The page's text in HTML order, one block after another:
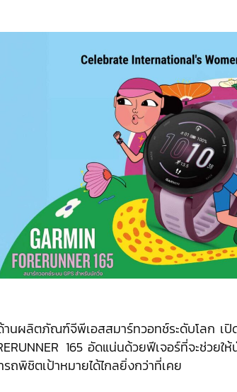
นผลิตภัณฑ์จีพีเอสสมาร์ทวอทช์ระดับโลก เปิ
165 อัดแน่นด้วยฟีเจอร์ที่จะช่วยใ
ถพิชิตเป้าหมายได้ไกลยิ่งกว่าที่เคย